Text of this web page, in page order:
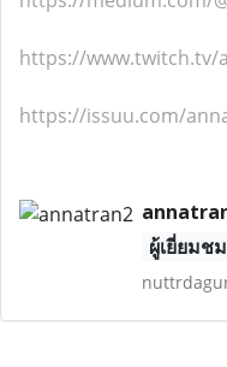
https://www.twitch.tv/
https://issuu.com/
ผู้เยี่ยมชม